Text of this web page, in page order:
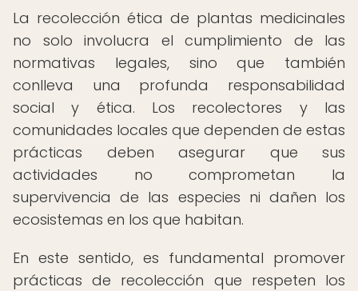
La recolección ética de plantas medicinales
no solo involucra el cumplimiento de las
normativas legales, sino que también
conlleva una profunda responsabilidad
social y ética. Los recolectores y las
comunidades locales que dependen de estas
prácticas deben asegurar que sus
actividades no comprometan la
supervivencia de las especies ni dañen los
ecosistemas en los que habitan.
En este sentido, es fundamental promover
prácticas de recolección que respeten los